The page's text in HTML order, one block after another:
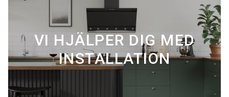
VI HJÄLPER DIG MED
INSTALLATION